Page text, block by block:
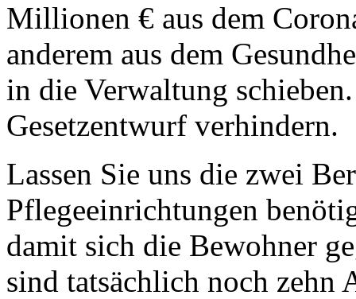
Millionen € aus dem
anderem aus dem
in die Verwaltung
Gesetzentwurf verhindern.
Lassen Sie uns die zwei
Pflegeeinrichtungen
damit sich die Bewohner
sind tatsächlich noch zehn